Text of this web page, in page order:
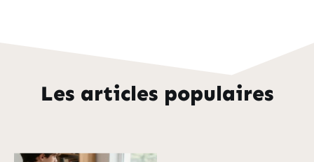
Les articles populaires